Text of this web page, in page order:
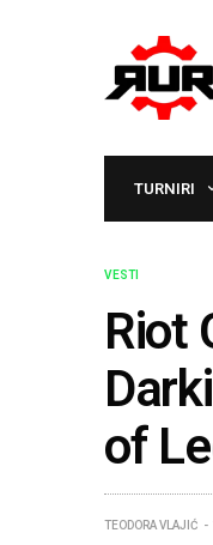
TURNIRI
VESTI
Riot
of
TEODORA VLAJIĆ